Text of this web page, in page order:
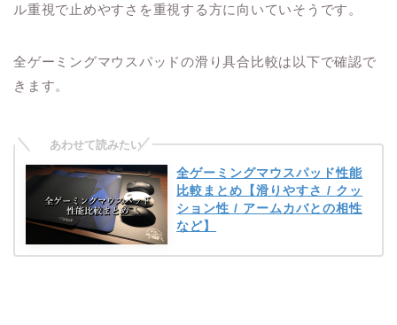
ル重視で止めやすさを重視する方に向いていそうです。
全ゲーミングマウスパッドの滑り具合比較は以下で確認で
きます。
全ゲーミングマウスパッド性能
比較まとめ【滑りやすさ / クッ
ション性 / アームカバとの相性
など】